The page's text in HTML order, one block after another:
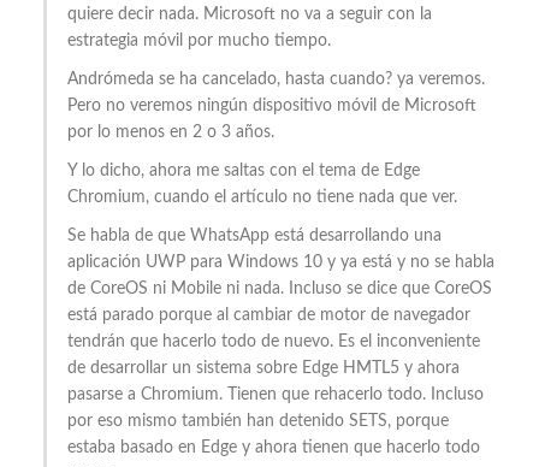
quiere decir nada. Microsoft no va a seguir con la
estrategia móvil por mucho tiempo.
Andrómeda se ha cancelado, hasta cuando? ya veremos.
Pero no veremos ningún dispositivo móvil de Microsoft
por lo menos en 2 o 3 años.
Y lo dicho, ahora me saltas con el tema de Edge
Chromium, cuando el artículo no tiene nada que ver.
Se habla de que WhatsApp está desarrollando una
aplicación UWP para Windows 10 y ya está y no se habla
de CoreOS ni Mobile ni nada. Incluso se dice que CoreOS
está parado porque al cambiar de motor de navegador
tendrán que hacerlo todo de nuevo. Es el inconveniente
de desarrollar un sistema sobre Edge HMTL5 y ahora
pasarse a Chromium. Tienen que rehacerlo todo. Incluso
por eso mismo también han detenido SETS, porque
estaba basado en Edge y ahora tienen que hacerlo todo